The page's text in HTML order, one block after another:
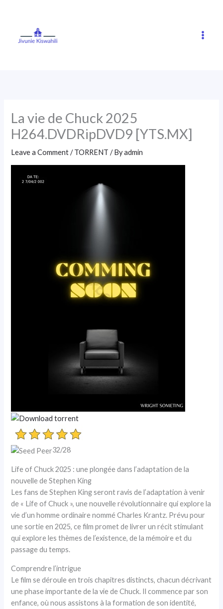
La vie de Chuck 2025
H264.DVDRipDVD9 [YTS.MX]
Leave a Comment /TORRENT / Byadmin
32/28
Life of Chuck 2025 : une plongée dans l’adaptation de la
nouvelle de Stephen King
Les fans de Stephen King seront ravis de l’adaptation à venir
de « Life of Chuck », une nouvelle révolutionnaire qui explore la
vie d’un homme ordinaire nommé Charles Krantz. Prévu pour
une sortie en 2025, ce film promet de livrer un récit stimulant
qui explore les thèmes de l’existence, de la mémoire et du
passage du temps.
Comprendre l’intrigue
Le film se déroule en trois chapitres distincts, chacun décrivant
une phase importante de la vie de Chuck. Il commence par son
enfance, où nous assistons à la formation de son identité,